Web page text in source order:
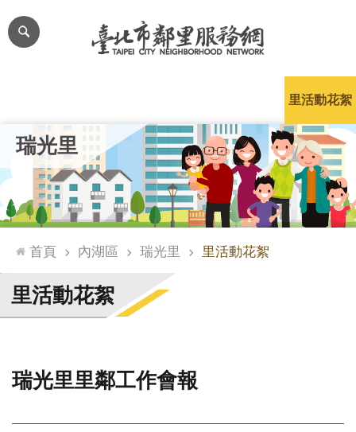
跳到主要內容區塊
網
站
台
通
臺
北
市
門
整
瑞光里
里活動花絮
首頁 內湖區 瑞光里 里活動花絮
里活動花絮
瑞光里里鄰工作會報